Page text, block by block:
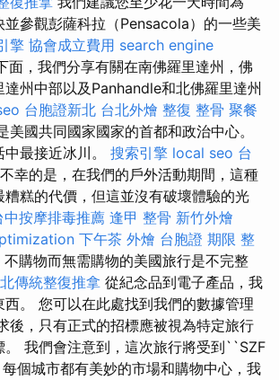
並參觀彭薩科拉（Pensacola）的一些美
擎 協會成立費用 search engine
面，我們分享有關在南佛羅里達州，佛
州中部以及Panhandle和北佛羅里達州
台胞證新北 台北外燴 整復 整骨 聚餐
美國共同國家國家的首都和政治中心。
最接近冰川。 搜索引擎 local seo 台
不幸的是，在我們的戶外活動期間，這種
糕的代價，但這並沒有破壞體驗的光
中按摩排毒推薦 逢甲 整骨 新竹外燴
下午茶 外燴 台胞證 期限 整
不購物而無需購物的美國旅行是不完整
傳統整復推拿 從紀念品到電子產品，我
。 您可以在此處找到我們的數據管理
後，只有正式的招標應被視為特定旅行
。 我們會注意到，這次旅行將受到``SZF
個城市都有美妙的市場和購物中心，我